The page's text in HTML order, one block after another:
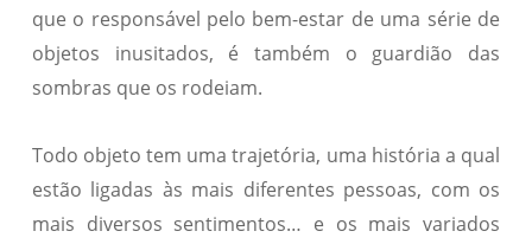
que o responsável pelo bem-estar de uma série de
objetos inusitados, é também o guardião das
sombras que os rodeiam.
Todo objeto tem uma trajetória, uma história a qual
estão ligadas às mais diferentes pessoas, com os
mais diversos sentimentos… e os mais variados